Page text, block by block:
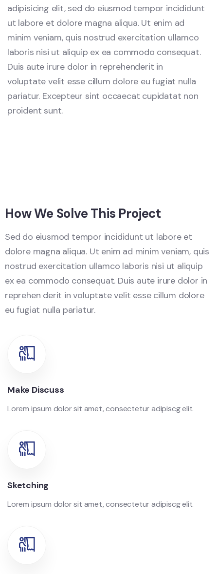
adipisicing elit, sed do eiusmod tempor incididunt
ut labore et dolore magna aliqua. Ut enim ad
minim veniam, quis nostrud exercitation ullamco
laboris nisi ut aliquip ex ea commodo consequat.
Duis aute irure dolor in reprehenderit in
voluptate velit esse cillum dolore eu fugiat nulla
pariatur. Excepteur sint occaecat cupidatat non
proident sunt.
How We Solve This Project
Sed do eiusmod tempor incididunt ut labore et
dolore magna aliqua. Ut enim ad minim veniam, quis
nostrud exercitation ullamco laboris nisi ut aliquip
ex ea commodo consequat. Duis aute irure dolor in
reprehen derit in voluptate velit esse cillum dolore
eu fugiat nulla pariatur.
Make Discuss
Lorem ipsum dolor sit amet, consectetur adipiscg elit.
Sketching
Lorem ipsum dolor sit amet, consectetur adipiscg elit.